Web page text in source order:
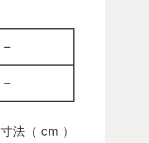
–
–
寸法（ cm ）